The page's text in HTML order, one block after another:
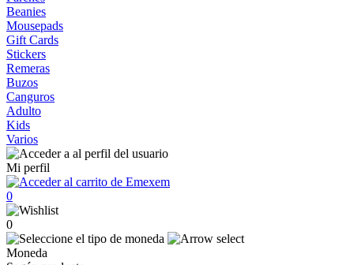
Beanies
Mousepads
Gift Cards
Stickers
Remeras
Buzos
Canguros
Adulto
Kids
Varios
Mi perfil
0
0
Moneda